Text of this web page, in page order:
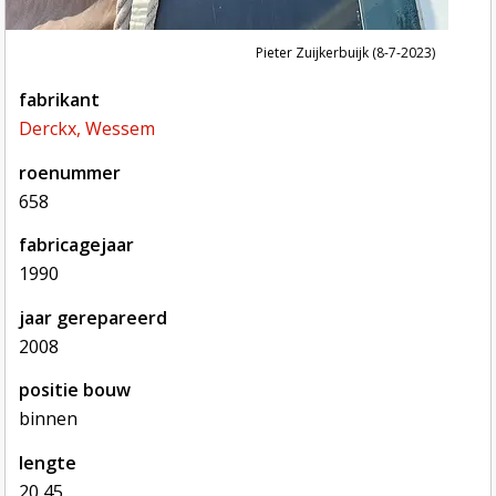
Pieter Zuijkerbuijk (8-7-2023)
fabrikant
Derckx, Wessem
roenummer
658
fabricagejaar
1990
jaar gerepareerd
2008
positie bouw
binnen
lengte